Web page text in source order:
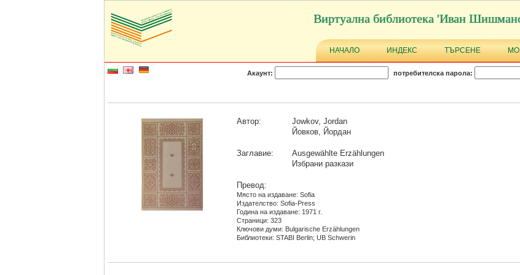
Виртуална библиотека 'Иван
НАЧАЛО ИНДЕКС ТЪРСЕНЕ
Акаунт: потребителска парола:
Автор:
Jowkov, Jordan
Йовков, Йордан
Заглавие:
Ausgewählte Erzählungen
Избрани разкази
Превод:
Място на издаване: Sofia
Издателство: Sofia-Press
Година на издаване: 1971 г.
Страници: 323
Ключови думи: Bulgarische Erzählungen
Библиотеки: STABI Berlin; UB Schwerin